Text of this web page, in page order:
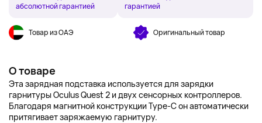
абсолютной гарантией
гарантией
Товар из ОАЭ Оригинальный товар
О товаре
Эта зарядная подставка используется для зарядки
гарнитуры Oculus Quest 2 и двух сенсорных контроллеров.
Благодаря магнитной конструкции Type-C он автоматически
притягивает заряжаемую гарнитуру.